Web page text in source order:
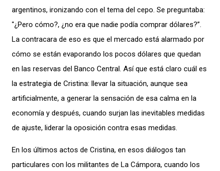
argentinos, ironizando con el tema del cepo. Se preguntaba:
"¿Pero cómo?, ¿no era que nadie podía comprar dólares?”.
La contracara de eso es que el mercado está alarmado por
cómo se están evaporando los pocos dólares que quedan
en las reservas del Banco Central. Así que está claro cuál es
la estrategia de Cristina: llevar la situación, aunque sea
artificialmente, a generar la sensación de esa calma en la
economía y después, cuando surjan las inevitables medidas
de ajuste, liderar la oposición contra esas medidas.
En los últimos actos de Cristina, en esos diálogos tan
particulares con los militantes de La Cámpora, cuando los